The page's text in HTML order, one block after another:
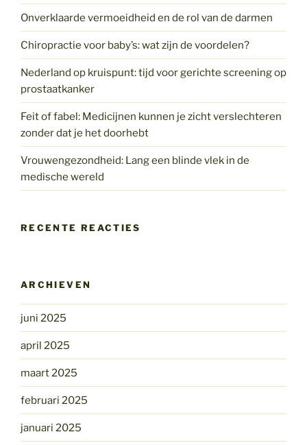
Onverklaarde vermoeidheid en de rol van de darmen
Chiropractie voor baby’s: wat zijn de voordelen?
Nederland op kruispunt: tijd voor gerichte screening op
prostaatkanker
Feit of fabel: Medicijnen kunnen je zicht verslechteren
zonder dat je het doorhebt
Vrouwengezondheid: Lang een blinde vlek in de
medische wereld
RECENTE REACTIES
ARCHIEVEN
juni 2025
april 2025
maart 2025
februari 2025
januari 2025